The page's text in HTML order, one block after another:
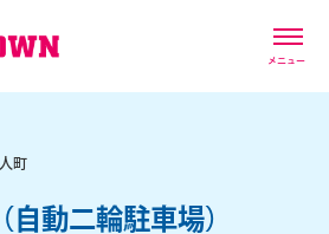
メニュー
町
（自動二輪駐車場）